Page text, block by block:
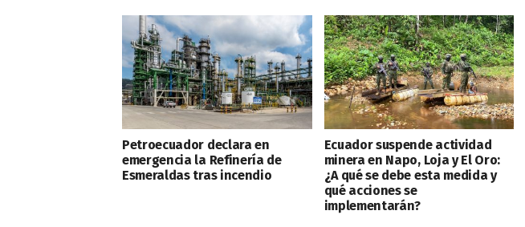
Petroecuador declara en
emergencia la Refinería de
Esmeraldas tras incendio
Ecuador suspende actividad
minera en Napo, Loja y El Oro:
¿A qué se debe esta medida y
qué acciones se
implementarán?